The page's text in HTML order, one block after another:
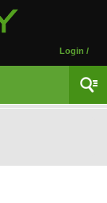
Login /